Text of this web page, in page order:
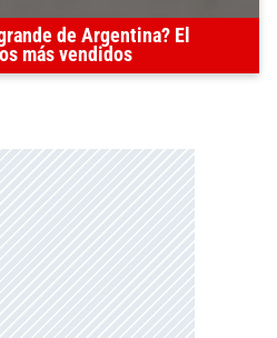
de Argentina? El
más vendidos